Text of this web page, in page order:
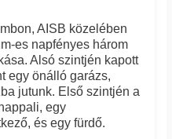
AISB közelében
es napfényes három
Alsó szintjén kapott
egy önálló garázs,
jutunk. Első szintjén a
egy
és egy fürdő.